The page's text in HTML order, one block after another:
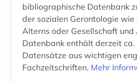
bildatlas (1)
bibliographische Datenbank
der sozialen Gerontologie wie
Alterns oder Gesellschaft und
Datenbank enthält derzeit
Datensätze aus wichtigen
Fachzeitschriften. Mehr